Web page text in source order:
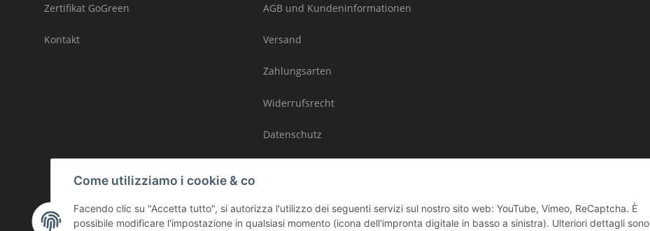
Come utilizziamo i cookie & co
Facendo clic su "Accetta tutto", si autorizza l'utilizzo dei seguenti servizi sul nostro sito web: YouTube, Vimeo, ReCaptcha. È
possibile modificare l'impostazione in qualsiasi momento (icona dell'impronta digitale in basso a sinistra). Ulteriori dettagli sono
Zertifikat GoGreen
Kontakt
AGB und Kundeninformationen
Versand
Zahlungsarten
Widerrufsrecht
Datenschutz